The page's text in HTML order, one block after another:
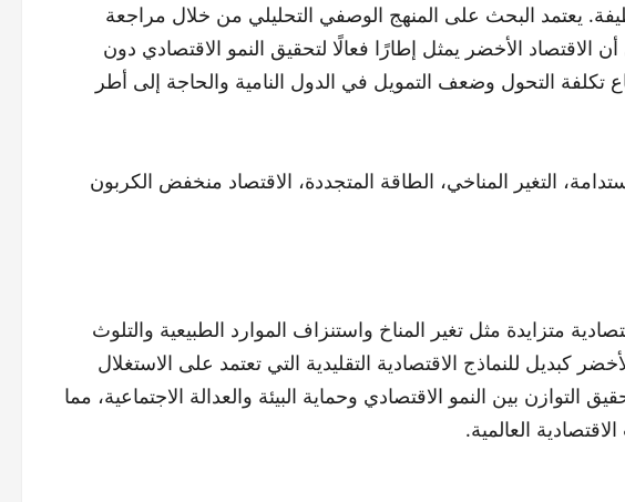
يعتمد البحث على المنهج الوصفي التحليلي من خلال مراجعة
الاقتصاد الأخضر يمثل إطارًا فعالًا لتحقيق النمو الاقتصادي دون
تكلفة التحول وضعف التمويل في الدول النامية والحاجة إلى أطر
التغير المناخي، الطاقة المتجددة، الاقتصاد منخفض الكربون
متزايدة مثل تغير المناخ واستنزاف الموارد الطبيعية والتلوث
كبديل للنماذج الاقتصادية التقليدية التي تعتمد على الاستغلال
بين النمو الاقتصادي وحماية البيئة والعدالة الاجتماعية، مما
العالمية.